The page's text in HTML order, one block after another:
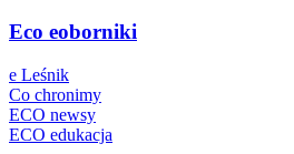
Eco eoborniki
e Leśnik
Co chronimy
ECO newsy
ECO edukacja